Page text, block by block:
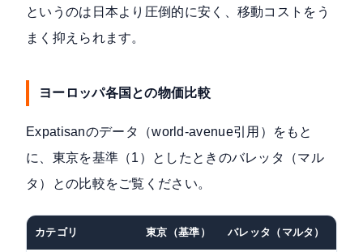
というのは日本より圧倒的に安く、移動コストをう
まく抑えられます。
ヨーロッパ各国との物価比較
Expatisanのデータ（world-avenue引用）をもと
に、東京を基準（1）としたときのバレッタ（マル
タ）との比較をご覧ください。
カテゴリ 東京（基準） バレッタ（マルタ）